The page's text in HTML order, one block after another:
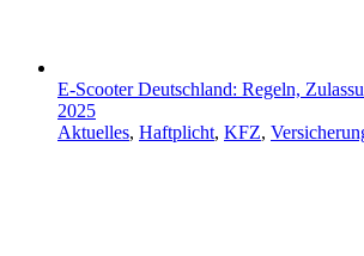
E-Scooter Deutschland: Regeln,
2025
Aktuelles, Haftplicht, KFZ,